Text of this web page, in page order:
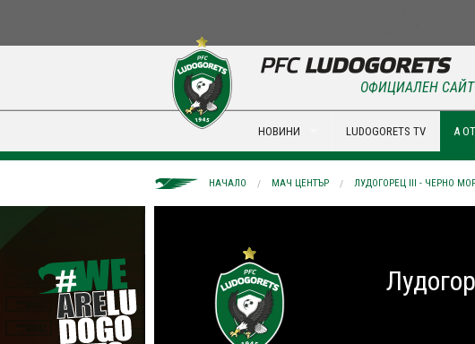
ОФИЦИАЛЕН САЙТ
НОВИНИ LUDOGORETS TV А
НАЧАЛО МАЧ ЦЕНТЪР ЛУДОГОРЕЦ III - ЧЕРНО